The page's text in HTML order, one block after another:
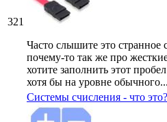
321
Часто слышите это странное
почему-то так же про
хотите заполнить этот
хотя бы на уровне обычного...
Системы счисления - что это?